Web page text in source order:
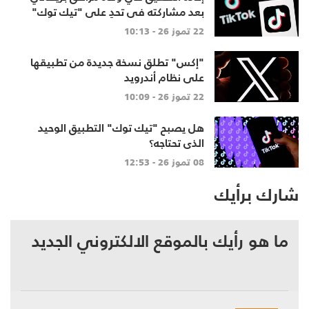
بعد مشاركته في تحدٍ على "تيك توك"
22 تموز 26 - 10:13
"إكس" تطلق نسخة جديدة من تطبيقها
على نظام أندرويد
22 تموز 26 - 10:09
هل يصبح "تيك توك" التطبيق الوحيد
الذي تحتاجه؟
08 تموز 26 - 12:53
شارك برأيك
ما هو رأيك بالموقع الالكتروني الجديد